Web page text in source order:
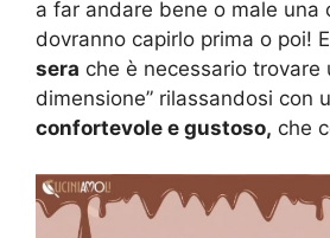
a far andare bene o male una
dovranno capirlo prima o poi!
sera che è necessario trovare
dimensione” rilassandosi con
confortevole e gustoso, che